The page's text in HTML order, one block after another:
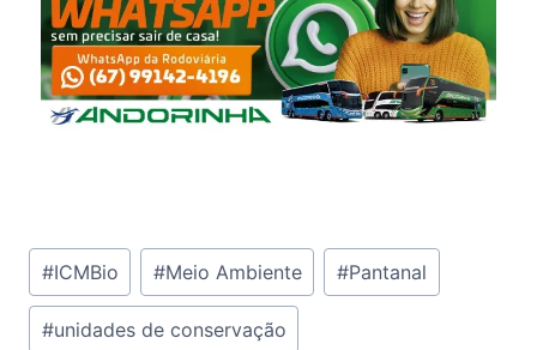
Tags
do
Post:
#ICMBio #Meio Ambiente #Pantanal
#unidades de conservação